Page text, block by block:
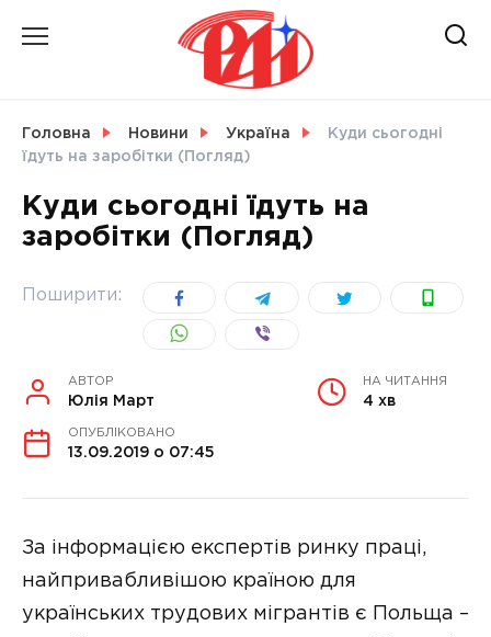
УКРАЇНА
Головна Новини Україна
Куди сьогодні
їдуть на заробітки (Погляд)
Куди сьогодні їдуть на
заробітки (Погляд)
Поширити:
АВТОР
Юлія Март
НА ЧИТАННЯ
4 хв
ОПУБЛІКОВАНО
13.09.2019 о 07:45
За інформацією експертів ринку праці,
найпривабливішою країною для
українських трудових мігрантів є Польща –